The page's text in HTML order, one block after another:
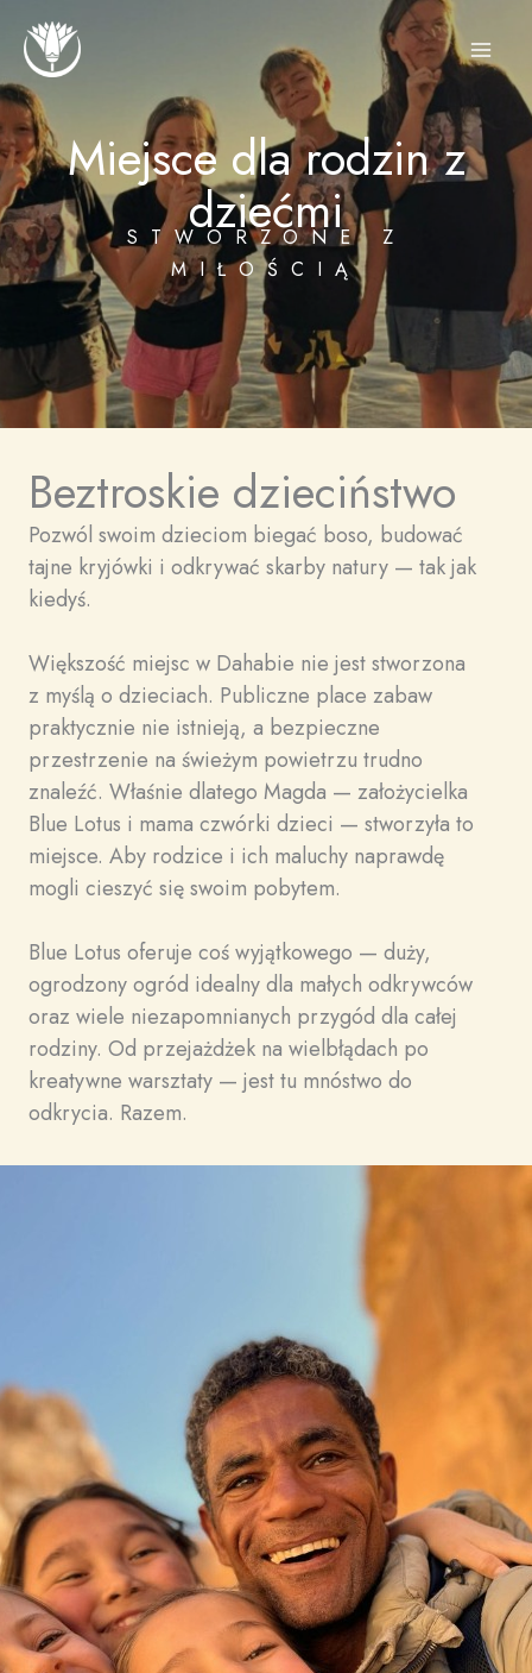
Przejdź
treści
Miejsce dla rodzin z
dziećmi
STWORZONE Z
MIŁOŚCIĄ
Beztroskie dzieciństwo
Pozwól swoim dzieciom biegać boso, budować
tajne kryjówki i odkrywać skarby natury — tak jak
kiedyś.
Większość miejsc w Dahabie nie jest stworzona
z myślą o dzieciach. Publiczne place zabaw
praktycznie nie istnieją, a bezpieczne
przestrzenie na świeżym powietrzu trudno
znaleźć. Właśnie dlatego Magda — założycielka
Blue Lotus i mama czwórki dzieci — stworzyła to
miejsce. Aby rodzice i ich maluchy naprawdę
mogli cieszyć się swoim pobytem.
Blue Lotus oferuje coś wyjątkowego — duży,
ogrodzony ogród idealny dla małych odkrywców
oraz wiele niezapomnianych przygód dla całej
rodziny. Od przejażdżek na wielbłądach po
kreatywne warsztaty — jest tu mnóstwo do
odkrycia. Razem.